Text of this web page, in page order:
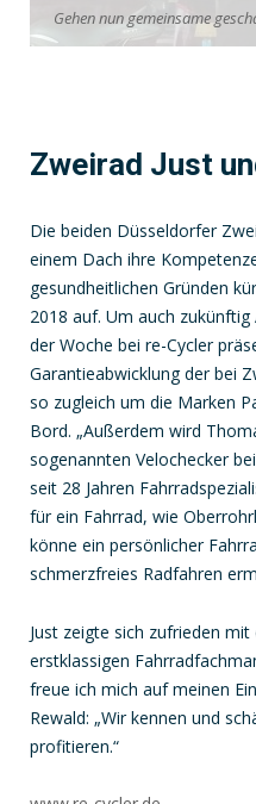
Gehen nun gemeinsame
Zweirad Just
Die beiden Düsseldorfer
einem Dach ihre
gesundheitlichen Gründen
2018 auf. Um auch
der Woche bei re-Cycler
Garantieabwicklung der bei
so zugleich um die Marken
Bord. „Außerdem wird
sogenannten Velochecker
seit 28 Jahren
für ein Fahrrad, wie
könne ein persönlicher
schmerzfreies Radfahren
Just zeigte sich zufrieden
erstklassigen
freue ich mich auf meinen
Rewald: „Wir kennen und
profitieren.“